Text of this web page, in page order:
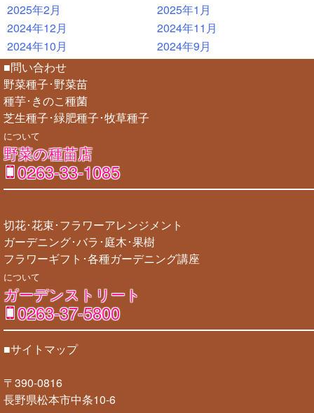
2025年2月
2025年1月
2024年12月
2024年11月
2024年10月
2024年9月
■問い合わせ
野菜種子･野菜苗
種芋･きのこ種菌
芝生種子･緑肥種子･牧草種子
について
野菜の種苗店
0263-33-1085
切花･花束･フラワーアレンジメント
ガーデニング･バラ･庭木･果樹
フラワーギフト･各種ガーデニング講座
について
ガーデンストリート
0263-37-5800
■サイトマップ
〒390-0816
長野県松本市中条10-6